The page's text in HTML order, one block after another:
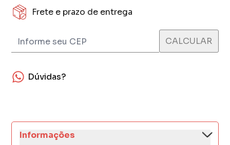
Frete e prazo de entrega
Dúvidas?
Informações